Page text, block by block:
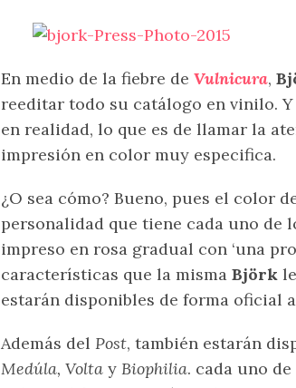
En medio de la fiebre de Vulnicura,
reeditar todo su catálogo en vinilo.
en realidad, lo que es de llamar la
impresión en color muy especifica.
¿O sea cómo? Bueno, pues el color
personalidad que tiene cada uno de
impreso en rosa gradual con ‘una
características que la misma Björk
estarán disponibles de forma oficial
Además del Post, también estarán
Medúla, Volta y Biophilia. cada uno